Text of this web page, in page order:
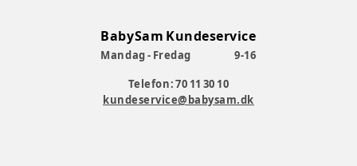
BabySam Kundeservice
Mandag - Fredag
9-16
Telefon: 70 11 30 10
kundeservice@babysam.dk